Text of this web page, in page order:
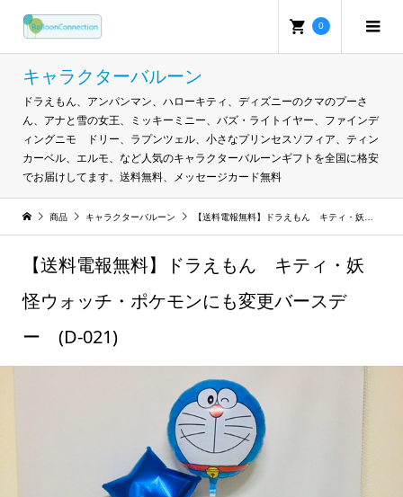
0
キャラクターバルーン
ドラえもん、アンパンマン、ハローキティ、ディズニーのクマのプーさ
ん、アナと雪の女王、ミッキーミニー、バズ・ライトイヤー、ファインデ
ィングニモ ドリー、ラプンツェル、小さなプリンセスソフィア、ティン
カーベル、エルモ、など人気のキャラクターバルーンギフトを全国に格安
でお届けしてます。送料無料、メッセージカード無料
商品 キャラクターバルーン 【送料電報無料】ドラえもん キティ・妖怪ウォッチ・ポケモンにも変更バースデー (D-021)
【送料電報無料】ドラえもん キティ・妖
怪ウォッチ・ポケモンにも変更バースデ
ー (D-021)